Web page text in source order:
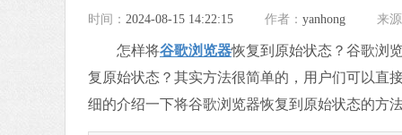
时间： 2024-08-15 14:22:15 作者： yanhong 来
怎样将谷歌浏览器恢复到原始状态？谷歌浏
复原始状态？其实方法很简单的，用户们可以直
细的介绍一下将谷歌浏览器恢复到原始状态的方